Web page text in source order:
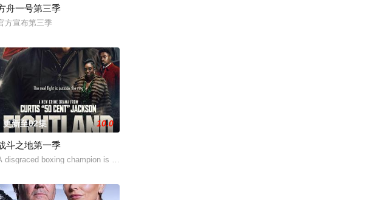
学、电影和电视史上最受欢迎且意义重大的题材之一——私
舟一号第三季
方宣布第三季
se
更新至02集 10.0
斗之地第一季
disgraced boxing champion is released fro